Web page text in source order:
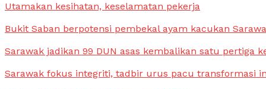
Utamakan kesihatan, keselamatan pekerja
Bukit Saban berpotensi pembekal ayam kacukan
Sarawak jadikan 99 DUN asas kembalikan satu pertiga
Sarawak fokus integriti, tadbir urus pacu transformasi